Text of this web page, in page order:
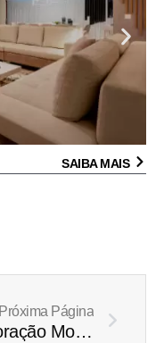
SAIBA MAIS
Próxima Página
Decoração Montessoriana: Como criar ambientes que estimulam o desenvolvimento infantil